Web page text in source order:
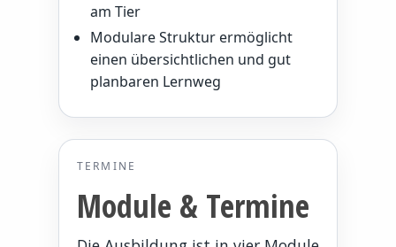
am Tier
Modulare Struktur ermöglicht
einen übersichtlichen und gut
planbaren Lernweg
TERMINE
Module & Termine